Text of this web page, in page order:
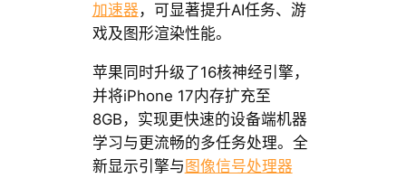
加速器 ，可显著提升AI任务、游
戏及图形渲染性能。
苹果同时升级了16核神经引擎，
并将iPhone 17内存扩充至
8GB，实现更快速的设备端机器
学习与更流畅的多任务处理。全
新显示引擎与 图像信号处理器